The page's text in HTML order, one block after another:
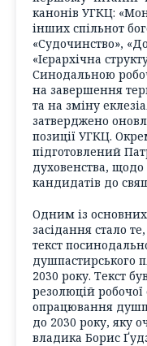
канонів УГКЦ:
інших спільнот
«Судочинство»,
«Ієрархічна
Синодальною
на завершення
та на зміну
затверджено
позиції УГКЦ.
підготовлений
духовенства,
кандидатів до
Одним із
засідання стало
текст
душпастирського
2030 року. Текст
резолюцій
опрацювання
до 2030 року, яку
владика Борис